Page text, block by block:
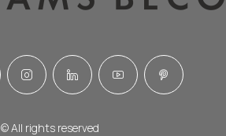
© All rights reserved